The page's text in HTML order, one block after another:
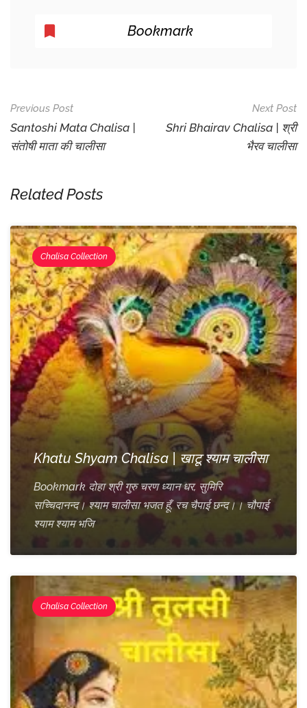
Bookmark
Post
Navigation
Previous Post
Santoshi Mata Chalisa |
संतोषी माता की चालीसा
Next Post
Shri Bhairav Chalisa | श्री
भैरव चालीसा
Related Posts
Chalisa Collection
Khatu Shyam Chalisa | खाटू श्याम चालीसा
Bookmark दोहा श्री गुरु चरण ध्यान धर, सुमिरि
सच्चिदानन्द। श्याम चालीसा भजत हूँ, रच चैपाई छन्द।। चौपाई
श्याम श्याम भजि
Chalisa Collection